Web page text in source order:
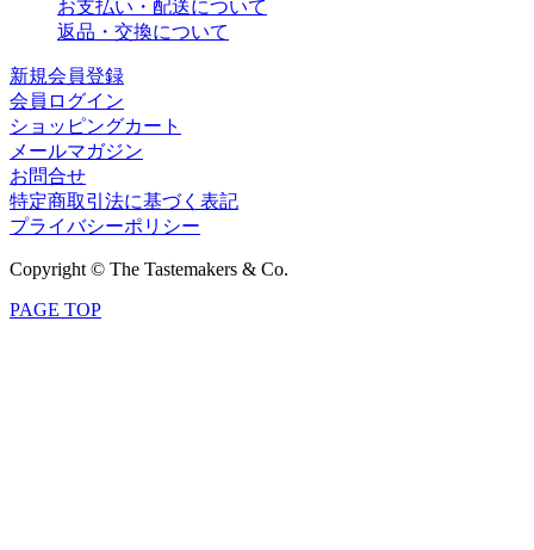
お支払い・配送について
返品・交換について
新規会員登録
会員ログイン
ショッピングカート
メールマガジン
お問合せ
特定商取引法に基づく表記
プライバシーポリシー
Copyright © The Tastemakers & Co.
PAGE TOP